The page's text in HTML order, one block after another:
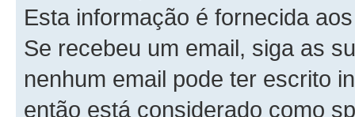
Esta informação é fornecida
Se recebeu um email, siga as
nenhum email pode ter escrito
então está considerado como